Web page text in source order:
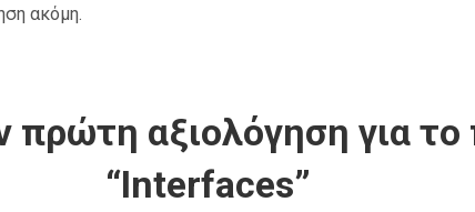
ακόμη.
πρώτη αξιολόγηση για το
“Interfaces”